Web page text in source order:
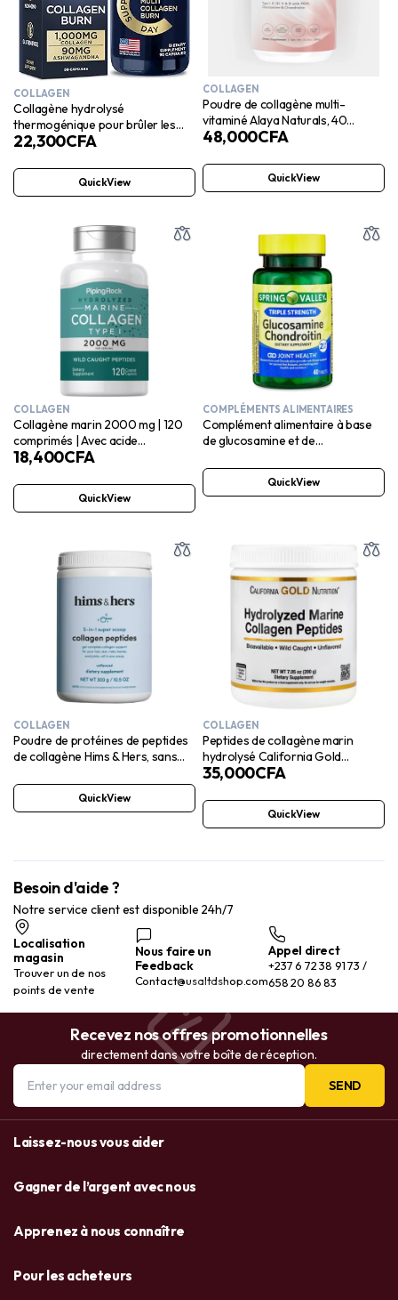
COLLAGEN
Collagène hydrolysé
thermogénique pour brûler les
graisses – Acide hyaluronique,
de collagène multi-usages pour
femmes et hommes – 90
22,300CFA
QuickView
COLLAGEN
Poudre de collagène multi-
vitaminé Alaya Naturals, 40
portions
48,000CFA
QuickView
COLLAGEN
Collagène marin 2000 mg | 120
comprimés | Avec acide
hyaluronique et vitamine C | par
18,400CFA
QuickView
COMPLÉMENTS ALIMENTAIRES
Complément alimentaire à base
de glucosamine et de
Spring Valley, 40 comprimés
QuickView
COLLAGEN
Poudre de protéines de peptides
de collagène Hims & Hers, sans
QuickView
COLLAGEN
Peptides de collagène marin
hydrolysé California Gold
Nutrition, sans saveur, 200 g
35,000CFA
QuickView
Besoin d'aide ?
Notre service client est disponible 24h/7
Localisation
magasin
Trouver un de nos
points de vente
Nous faire un
Feedback
Contact@usaltdshop.com
Appel direct
+237 6 72 38 91 73 /
658 20 86 83
Recevez nos offres promotionnelles
directement dans votre boîte de réception.
SEND
Laissez-nous vous aider
Gagner de l’argent avec nous
Apprenez à nous connaître
Pour les acheteurs